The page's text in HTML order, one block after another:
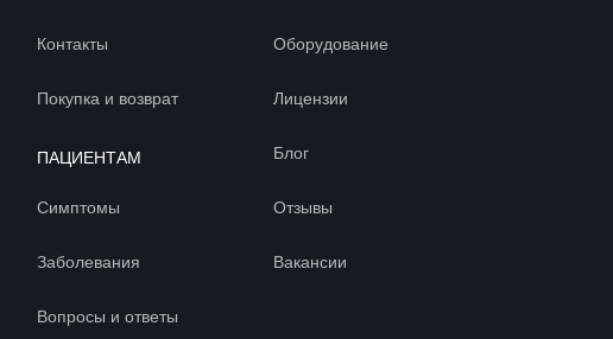
Контакты
Покупка и возврат
ПАЦИЕНТАМ
Симптомы
Заболевания
Вопросы и ответы
Оборудование
Лицензии
Блог
Отзывы
Вакансии